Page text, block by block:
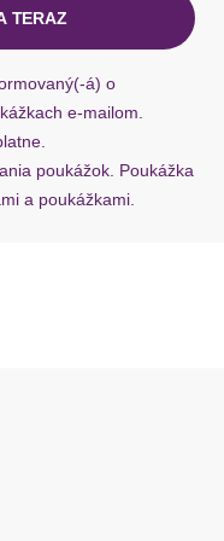
TERAZ
á) o
e-mailom.
poukážok. Poukážka
a poukážkami.